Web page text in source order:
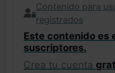
Contenido para
registrados
Este contenido es
suscriptores.
Crea tu cuenta